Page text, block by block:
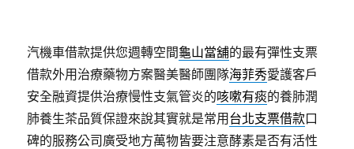
汽機車借款提供您週轉空間龜山當舖的最有彈性支票
借款外用治療藥物方案醫美醫師團隊海菲秀愛護客戶
安全融資提供治療慢性支氣管炎的咳嗽有痰的養肺潤
肺養生茶品質保證來說其實就是常用 台北支票借款口
碑的服務公司廣受地方萬物皆要注意酵素是否有活性